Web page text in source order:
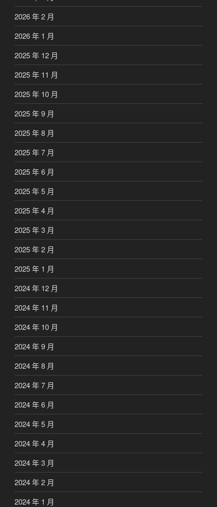
2026 年 2 月
2026 年 1 月
2025 年 12 月
2025 年 11 月
2025 年 10 月
2025 年 9 月
2025 年 8 月
2025 年 7 月
2025 年 6 月
2025 年 5 月
2025 年 4 月
2025 年 3 月
2025 年 2 月
2025 年 1 月
2024 年 12 月
2024 年 11 月
2024 年 10 月
2024 年 9 月
2024 年 8 月
2024 年 7 月
2024 年 6 月
2024 年 5 月
2024 年 4 月
2024 年 3 月
2024 年 2 月
2024 年 1 月